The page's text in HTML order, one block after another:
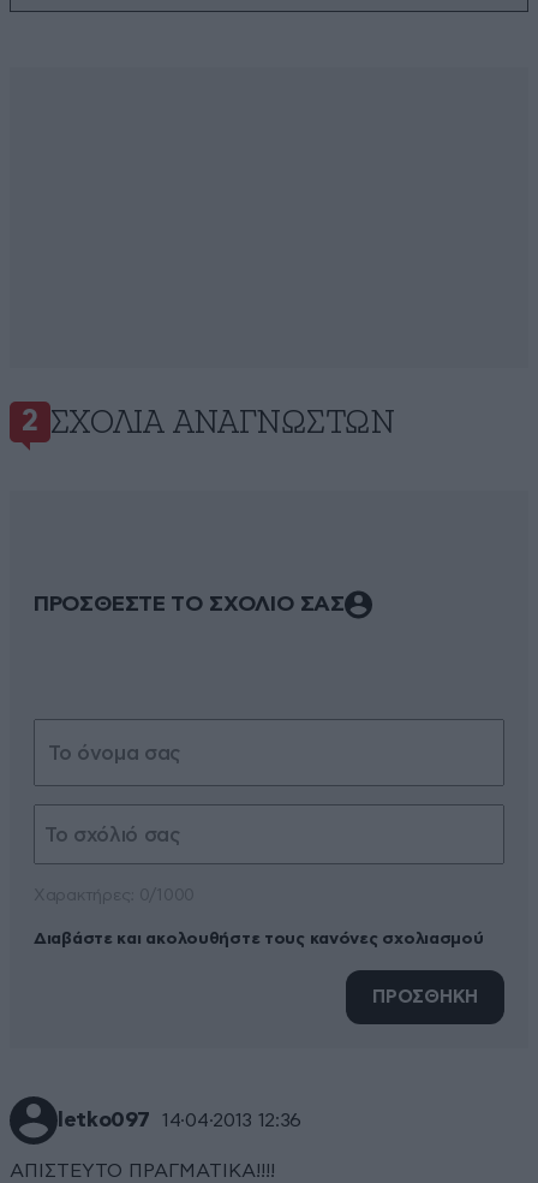
2 ΣΧΌΛΙΑ ΑΝΑΓΝΩΣΤΏΝ
ΠΡΟΣΘΕΣΤΕ ΤΟ ΣΧΟΛΙΟ ΣΑΣ
Διαβάστε και ακολουθήστε τους κανόνες σχολιασμού
ΠΡΟΣΘΗΚΗ
letko097 14·04·2013 12:36
ΑΠΙΣΤΕΥΤΟ ΠΡΑΓΜΑΤΙΚΑ!!!!